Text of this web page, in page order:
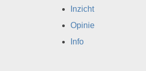
Inzicht
Opinie
Info